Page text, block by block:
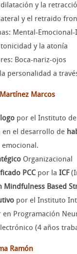
y la
y el retraido
Mental-
y la atonía
Boca-nariz-ojos
personalidad a
Marcos
por el Instituto
en el desarrollo de
Organizacional
PCCpor la ICF
Mindfulness Based
por el Instituto
en Programación
(4 años
Ramón